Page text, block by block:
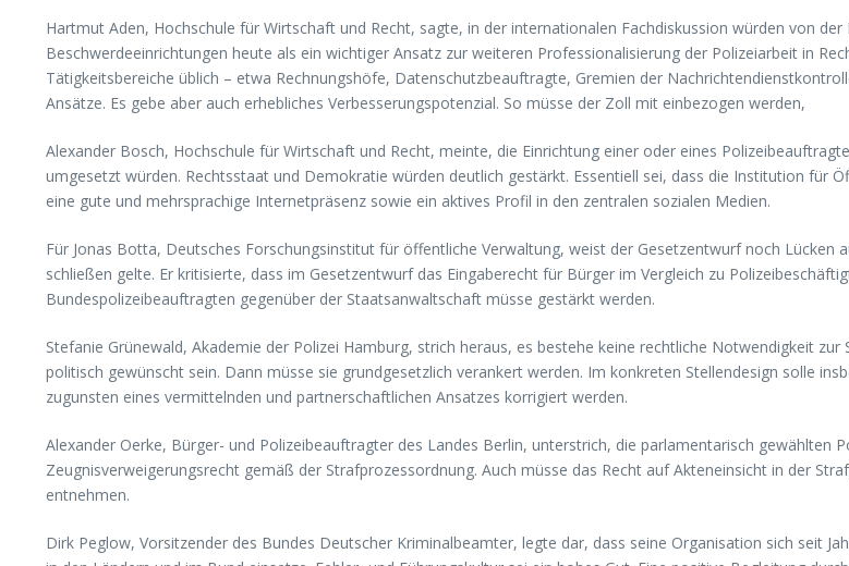
Hartmut Aden, Hochschule für Wirtschaft und Recht, sagte, in der internationalen Fachdiskussion würden von
Beschwerdeeinrichtungen heute als ein wichtiger Ansatz zur weiteren Professionalisierung der Polizeiarbeit in
Tätigkeitsbereiche üblich – etwa Rechnungshöfe, Datenschutzbeauftragte, Gremien der
Ansätze. Es gebe aber auch erhebliches Verbesserungspotenzial. So müsse der Zoll mit einbezogen werden,
Alexander Bosch, Hochschule für Wirtschaft und Recht, meinte, die Einrichtung einer oder eines
umgesetzt würden. Rechtsstaat und Demokratie würden deutlich gestärkt. Essentiell sei, dass die Institution für
eine gute und mehrsprachige Internetpräsenz sowie ein aktives Profil in den zentralen sozialen Medien.
Für Jonas Botta, Deutsches Forschungsinstitut für öffentliche Verwaltung, weist der Gesetzentwurf noch
schließen gelte. Er kritisierte, dass im Gesetzentwurf das Eingaberecht für Bürger im Vergleich zu
Bundespolizeibeauftragten gegenüber der Staatsanwaltschaft müsse gestärkt werden.
Stefanie Grünewald, Akademie der Polizei Hamburg, strich heraus, es bestehe keine rechtliche Notwendigkeit
politisch gewünscht sein. Dann müsse sie grundgesetzlich verankert werden. Im konkreten Stellendesign solle
zugunsten eines vermittelnden und partnerschaftlichen Ansatzes korrigiert werden.
Alexander Oerke, Bürger- und Polizeibeauftragter des Landes Berlin, unterstrich, die parlamentarisch gewählten
Zeugnisverweigerungsrecht gemäß der Strafprozessordnung. Auch müsse das Recht auf Akteneinsicht in der
entnehmen.
Dirk Peglow, Vorsitzender des Bundes Deutscher Kriminalbeamter, legte dar, dass seine Organisation sich seit